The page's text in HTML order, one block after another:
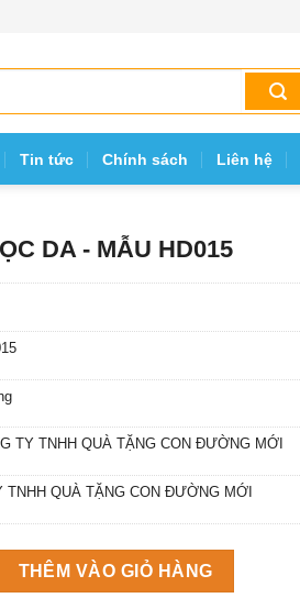
Tin tức Chính sách Liên hệ
DA - MẪU HD015
TY TNHH QUÀ TẶNG CON ĐƯỜNG MỚI
QUÀ TẶNG CON ĐƯỜNG MỚI
Scotsman NW458AS số lượng
THÊM VÀO GIỎ HÀNG